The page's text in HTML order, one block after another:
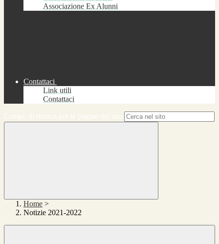
Associazione Ex Alunni
Contattaci
Link utili
Contattaci
Home >
Notizie 2021-2022